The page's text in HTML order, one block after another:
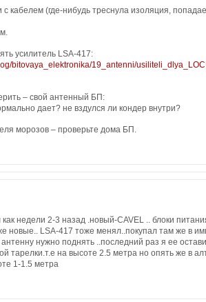
кабелем (где-нибудь треснула изоляция,
усилитель LSA-417:
bitovaya_elektronika/19_antenni/
– свой антенный БП:
дает? не вздулся ли кондер внутри?
морозов – проверьте дома БП.
как недели 2-3 назад .новый-CAVEL .. блоки
новые.. LSA-417 тоже менял..покупал там же в
нужно поднять ..последний раз я ее
тарелки.т.е на высоте 2.5 метра но опять же в
1-1.5 метра